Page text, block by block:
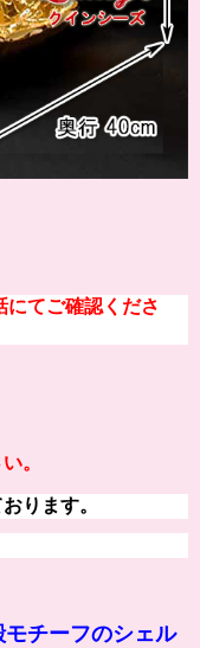
にてご確認くださ
。
ります。
チーフのシェル